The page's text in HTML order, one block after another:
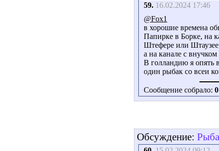
59. 16.02.2024 17:46
@Fox1
в хорошие времена
Папирке в Борке, на
Штефере или
а на канале с
В голландию я опять
один рыбак со всеи
Сообщение собрало: 0
Обсуждение: